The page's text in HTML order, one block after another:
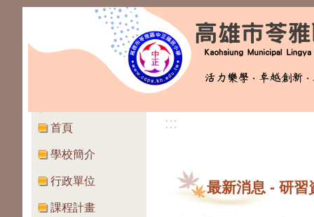
:::
首頁
學校簡介
行政單位
課程計畫
:::
最新消息 - 研習